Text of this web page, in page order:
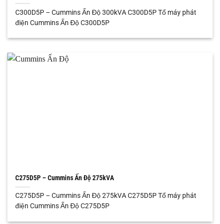
C300D5P – Cummins Ấn Độ 300kVA C300D5P Tổ máy phát
điện Cummins Ấn Độ C300D5P
C275D5P – Cummins Ấn Độ 275kVA
C275D5P – Cummins Ấn Độ 275kVA C275D5P Tổ máy phát
điện Cummins Ấn Độ C275D5P